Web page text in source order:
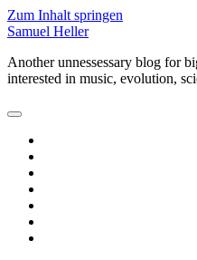
Zum Inhalt springen
Samuel Heller
Another unnessessary blog for
interested in music, evolution,
open
menu